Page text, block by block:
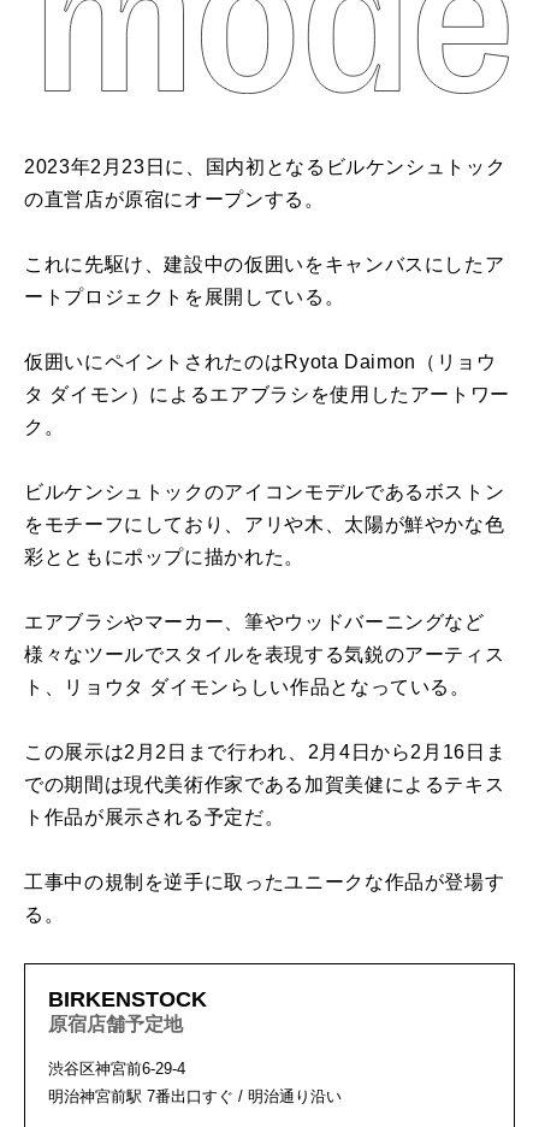
2023年2月23日に、国内初となるビルケンシュトック
の直営店が原宿にオープンする。
これに先駆け、建設中の仮囲いをキャンバスにしたア
ートプロジェクトを展開している。
仮囲いにペイントされたのはRyota Daimon（リョウ
タ ダイモン）によるエアブラシを使用したアートワー
ク。
ビルケンシュトックのアイコンモデルであるボストン
をモチーフにしており、アリや木、太陽が鮮やかな色
彩とともにポップに描かれた。
エアブラシやマーカー、筆やウッドバーニングなど
様々なツールでスタイルを表現する気鋭のアーティス
ト、リョウタ ダイモンらしい作品となっている。
この展示は2月2日まで行われ、2月4日から2月16日ま
での期間は現代美術作家である加賀美健によるテキス
ト作品が展示される予定だ。
工事中の規制を逆手に取ったユニークな作品が登場す
る。
BIRKENSTOCK
原宿店舗予定地
渋谷区神宮前6-29-4
明治神宮前駅 7番出口すぐ / 明治通り沿い